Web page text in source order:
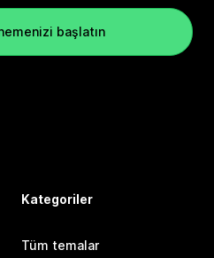
başlatın
Kategoriler
Tüm temalar